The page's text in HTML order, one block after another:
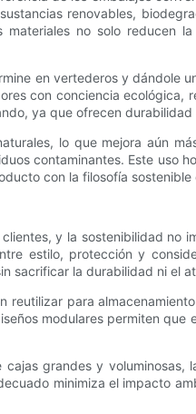
renovables,
no solo reducen
en vertederos y dándole
con conciencia
ya que ofrecen
lo que mejora aún
contaminantes. Este uso
con la filosofía sostenible
y la sostenibilidad no
estilo, protección y
sacrificar la durabilidad ni el
para
modulares permiten
grandes y
minimiza el impacto